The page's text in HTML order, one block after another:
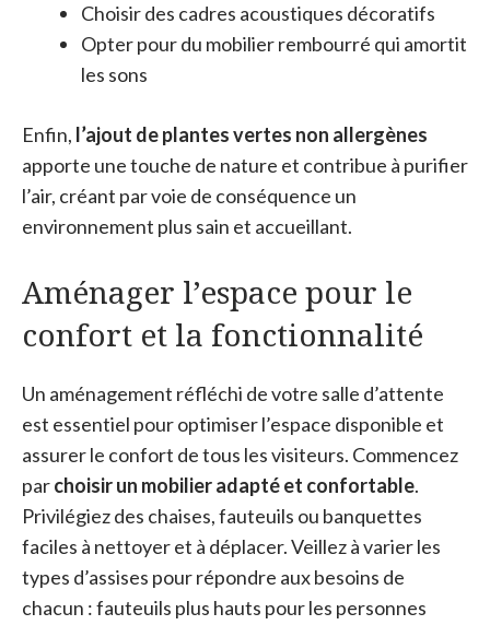
Choisir des cadres acoustiques décoratifs
Opter pour du mobilier rembourré qui amortit
les sons
Enfin, l’ajout de plantes vertes non allergènes
apporte une touche de nature et contribue à purifier
l’air, créant par voie de conséquence un
environnement plus sain et accueillant.
Aménager l’espace pour le
confort et la fonctionnalité
Un aménagement réfléchi de votre salle d’attente
est essentiel pour optimiser l’espace disponible et
assurer le confort de tous les visiteurs. Commencez
parchoisir un mobilier adapté et confortable.
Privilégiez des chaises, fauteuils ou banquettes
faciles à nettoyer et à déplacer. Veillez à varier les
types d’assises pour répondre aux besoins de
chacun : fauteuils plus hauts pour les personnes